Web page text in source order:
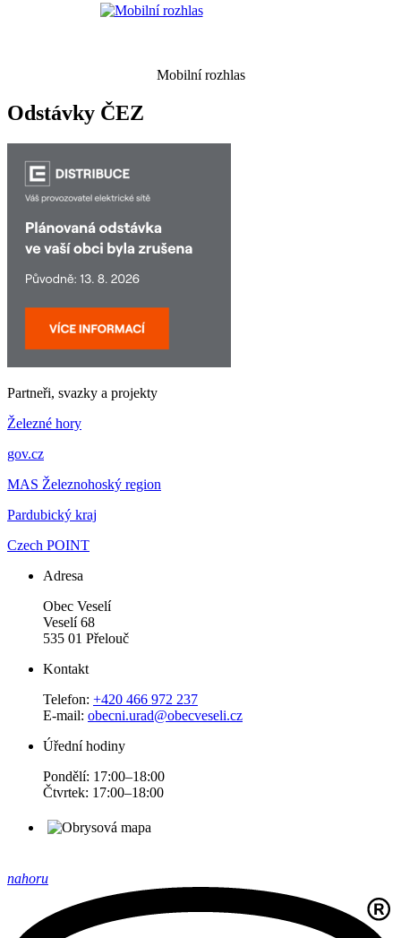
Mobilní rozhlas
Odstávky ČEZ
Partneři, svazky a projekty
Železné hory
gov.cz
MAS Železnohoský region
Pardubický kraj
Czech POINT
Adresa
Obec Veselí
Veselí 68
535 01 Přelouč
Kontakt
Telefon: +420 466 972 237
E-mail: obecni.urad@obecveseli.cz
Úřední hodiny
Pondělí: 17:00–18:00
Čtvrtek: 17:00–18:00
nahoru